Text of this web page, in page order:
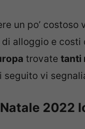
un po’
alloggio e
trovate tanti
seguito vi
2022